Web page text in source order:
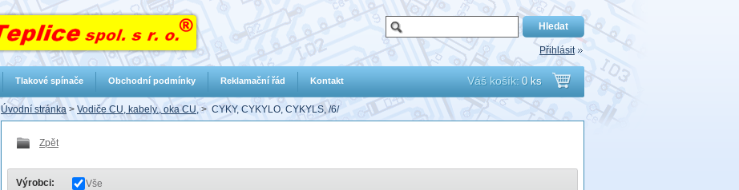
Váš košík: 0 ks
košíku
Přihlásit
Úvodní stránka > Vodiče CU, kabely., oka CU,> CYKY, CYKYLO, CYKYLS, /6/
Zpět
Výrobci: Vše
Tlakové spínače Obchodní podmínky Reklamační řád Kontakt